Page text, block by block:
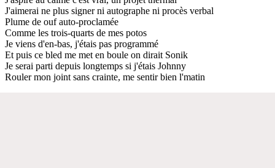
J'aimerai ne plus signer ni autographe ni procès verbal
Plume de ouf auto-proclamée
Comme les trois-quarts de mes potos
Je viens d'en-bas, j'étais pas programmé
Et puis ce bled me met en boule on dirait Sonik
Je serai parti depuis longtemps si j'étais Johnny
Rouler mon joint sans crainte, me sentir bien l'matin